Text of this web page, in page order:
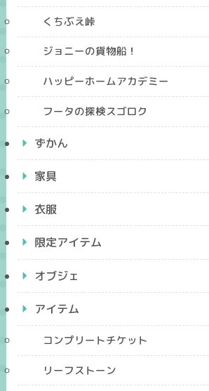
くちぶえ峠
ジョニーの貨物船！
ハッピーホームアカデミー
フータの探検スゴロク
ずかん
家具
衣服
限定アイテム
オブジェ
アイテム
コンプリートチケット
リーフストーン